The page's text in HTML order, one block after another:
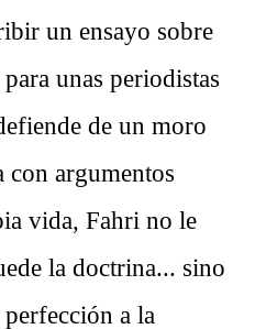
un ensayo sobre
unas periodistas
de un moro
con argumentos
vida, Fahri no le
la doctrina... sino
a la